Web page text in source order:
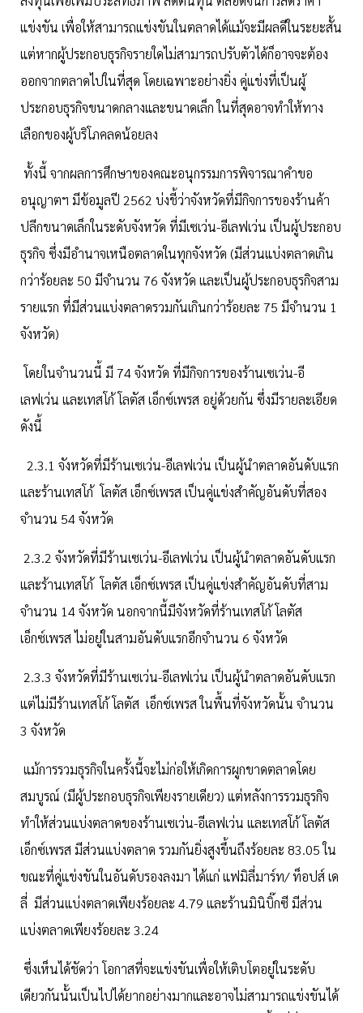
แข่งขัน เพื่อให้สามารถแข่งขันในตลาดได้แม้จะมีผลดีในระยะสั้น
แต่หากผู้ประกอบธุรกิจรายใดไม่สามารถปรับตัวได้ก็อาจจะต้อง
ออกจากตลาดไปในที่สุด โดยเฉพาะอย่างยิ่ง คู่แข่งที่เป็นผู้
ประกอบธุรกิจขนาดกลางและขนาดเล็ก ในที่สุดอาจทำให้ทาง
เลือกของผู้บริโภคลดน้อยลง
ทั้งนี้ จากผลการศึกษาของคณะอนุกรรมการพิจารณาคำขอ
อนุญาตฯ มีข้อมูลปี 2562 บ่งชี้ว่าจังหวัดที่มีกิจการของร้านค้า
ปลีกขนาดเล็กในระดับจังหวัด ที่มีเซเว่น-อีเลฟเว่น เป็นผู้ประกอบ
ธุรกิจ ซึ่งมีอำนาจเหนือตลาดในทุกจังหวัด (มีส่วนแบ่งตลาดเกิน
กว่าร้อยละ 50 มีจำนวน 76 จังหวัด และเป็นผู้ประกอบธุรกิจสาม
รายแรก ที่มีส่วนแบ่งตลาดรวมกันเกินกว่าร้อยละ 75 มีจำนวน 1
จังหวัด)
โดยในจำนวนนี้ มี 74 จังหวัด ที่มีกิจการของร้านเซเว่น-อี
เลฟเว่น และเทสโก้ โลตัส เอ็กซ์เพรส อยู่ด้วยกัน ซึ่งมีรายละเอียด
ดังนี้
2.3.1 จังหวัดที่มีร้านเซเว่น-อีเลฟเว่น เป็นผู้นำตลาดอันดับแรก
และร้านเทสโก้ โลตัส เอ็กซ์เพรส เป็นคู่แข่งสำคัญอันดับที่สอง
จำนวน 54 จังหวัด
2.3.2 จังหวัดที่มีร้านเซเว่น-อีเลฟเว่น เป็นผู้นำตลาดอันดับแรก
และร้านเทสโก้ โลตัส เอ็กซ์เพรส เป็นคู่แข่งสำคัญอันดับที่สาม
จำนวน 14 จังหวัด นอกจากนี้มีจังหวัดที่ร้านเทสโก้ โลตัส
เอ็กซ์เพรส ไม่อยู่ในสามอันดับแรกอีกจำนวน 6 จังหวัด
2.3.3 จังหวัดที่มีร้านเซเว่น-อีเลฟเว่น เป็นผู้นำตลาดอันดับแรก
แต่ไม่มีร้านเทสโก้ โลตัส เอ็กซ์เพรส ในพื้นที่จังหวัดนั้น จำนวน
3 จังหวัด
แม้การรวมธุรกิจในครั้งนี้จะไม่ก่อให้เกิดการผูกขาดตลาดโดย
สมบูรณ์ (มีผู้ประกอบธุรกิจเพียงรายเดียว) แต่หลังการรวมธุรกิจ
ทำให้ส่วนแบ่งตลาดของร้านเซเว่น-อีเลฟเว่น และเทสโก้ โลตัส
เอ็กซ์เพรส มีส่วนแบ่งตลาด รวมกันยิ่งสูงขึ้นถึงร้อยละ 83.05 ใน
ขณะที่คู่แข่งขันในอันดับรองลงมา ได้แก่ แฟมิลี่มาร์ท/ ท็อปส์ เด
ลี่ มีส่วนแบ่งตลาดเพียงร้อยละ 4.79 และร้านมินิบิ๊กซี มีส่วน
แบ่งตลาดเพียงร้อยละ 3.24
ซึ่งเห็นได้ชัดว่า โอกาสที่จะแข่งขันเพื่อให้เติบโตอยู่ในระดับ
เดียวกันนั้นเป็นไปได้ยากอย่างมากและอาจไม่สามารถแข่งขันได้